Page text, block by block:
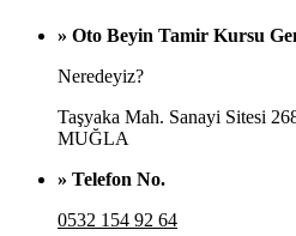
» Oto Beyin Tamir Kursu
Neredeyiz?
Taşyaka Mah. Sanayi Sitesi
MUĞLA
» Telefon No.
0532 154 92 64